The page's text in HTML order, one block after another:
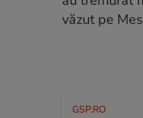
GSP.RO